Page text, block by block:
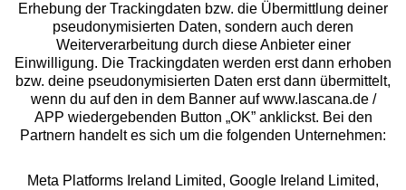
Über uns
Rechtliches
Erhebung der Trackingdaten bzw. die Übermittlung deiner
pseudonymisierten Daten, sondern auch deren
Weiterverarbeitung durch diese Anbieter einer
Einwilligung. Die Trackingdaten werden erst dann erhoben
bzw. deine pseudonymisierten Daten erst dann übermittelt,
wenn du auf den in dem Banner auf www.lascana.de /
APP wiedergebenden Button „OK” anklickst. Bei den
Partnern handelt es sich um die folgenden Unternehmen:
Meta Platforms Ireland Limited, Google Ireland Limited,